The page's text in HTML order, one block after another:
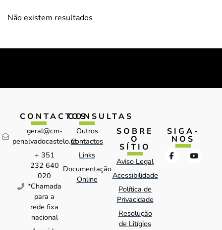
Não existem resultados
CONTACTOS
geral@cm-
penalvadocastelo.pt
+ 351
232 640
020
*Chamada
para a
rede fixa
nacional
CONSULTAS
Outros
Contactos
Links
Documentação
Online
SOBRE
O
SÍTIO
Aviso Legal
Acessibilidade
Política de
Privacidade
Resolução
de Litígios
SIGA-
NOS